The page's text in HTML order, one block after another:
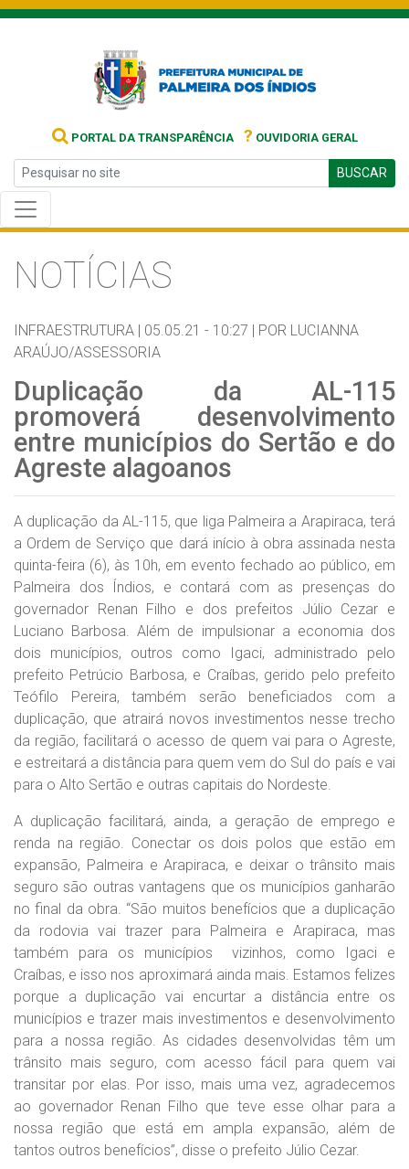
PORTAL DA TRANSPARÊNCIA ? OUVIDORIA GERAL
BUSCAR
NOTÍCIAS
INFRAESTRUTURA | 05.05.21 - 10:27 | POR LUCIANNA
ARAÚJO/ASSESSORIA
Duplicação da AL-115
promoverá desenvolvimento
entre municípios do Sertão e do
Agreste alagoanos
A duplicação da AL-115, que liga Palmeira a Arapiraca, terá
a Ordem de Serviço que dará início à obra assinada nesta
quinta-feira (6), às 10h, em evento fechado ao público, em
Palmeira dos Índios, e contará com as presenças do
governador Renan Filho e dos prefeitos Júlio Cezar e
Luciano Barbosa. Além de impulsionar a economia dos
dois municípios, outros como Igaci, administrado pelo
prefeito Petrúcio Barbosa, e Craíbas, gerido pelo prefeito
Teófilo Pereira, também serão beneficiados com a
duplicação, que atrairá novos investimentos nesse trecho
da região, facilitará o acesso de quem vai para o Agreste,
e estreitará a distância para quem vem do Sul do país e vai
para o Alto Sertão e outras capitais do Nordeste.
A duplicação facilitará, ainda, a geração de emprego e
renda na região. Conectar os dois polos que estão em
expansão, Palmeira e Arapiraca, e deixar o trânsito mais
seguro são outras vantagens que os municípios ganharão
no final da obra. “São muitos benefícios que a duplicação
da rodovia vai trazer para Palmeira e Arapiraca, mas
também para os municípios vizinhos, como Igaci e
Craíbas, e isso nos aproximará ainda mais. Estamos felizes
porque a duplicação vai encurtar a distância entre os
municípios e trazer mais investimentos e desenvolvimento
para a nossa região. As cidades desenvolvidas têm um
trânsito mais seguro, com acesso fácil para quem vai
transitar por elas. Por isso, mais uma vez, agradecemos
ao governador Renan Filho que teve esse olhar para a
nossa região que está em ampla expansão, além de
tantos outros benefícios”, disse o prefeito Júlio Cezar.